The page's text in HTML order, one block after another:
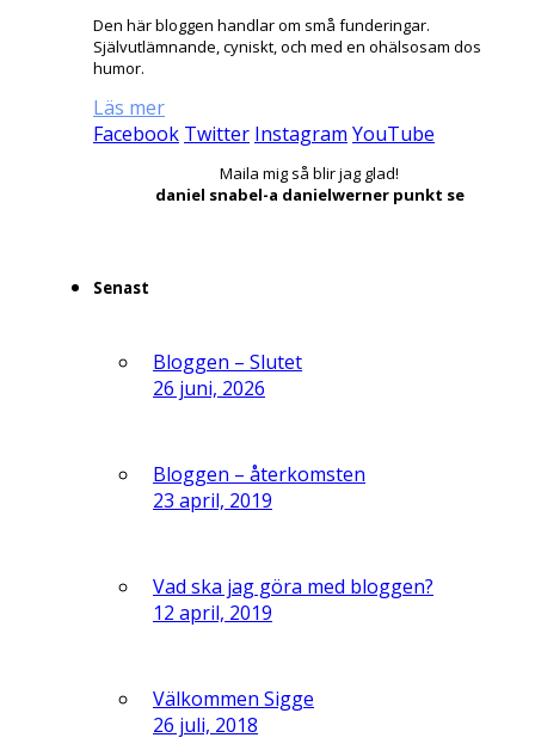
Den här bloggen handlar om små funderingar.
Självutlämnande, cyniskt, och med en ohälsosam dos
humor.
Läs mer
Facebook Twitter Instagram YouTube
Maila mig så blir jag glad!
daniel snabel-a danielwerner punkt se
Senast
Bloggen – Slutet
26 juni, 2026
Bloggen – återkomsten
23 april, 2019
Vad ska jag göra med bloggen?
12 april, 2019
Välkommen Sigge
26 juli, 2018